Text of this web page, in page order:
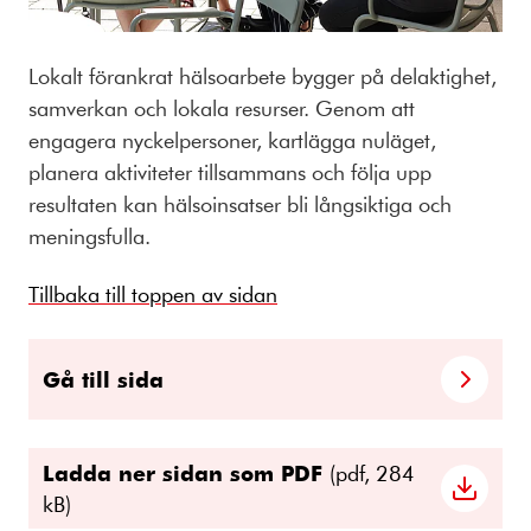
Lokalt förankrat hälsoarbete bygger på delaktighet,
samverkan och lokala resurser. Genom att
engagera nyckelpersoner, kartlägga nuläget,
planera aktiviteter tillsammans och följa upp
resultaten kan hälsoinsatser bli långsiktiga och
meningsfulla.
Tillbaka till toppen av sidan
Gå till sida
Ladda ner sidan som PDF (pdf, 284
kB)